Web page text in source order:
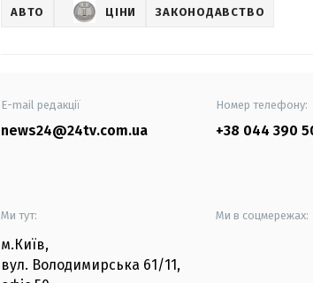
АВТО ЦІНИ ЗАКОНОДАВСТВО
E-mail редакції
news24@24tv.com.ua
Номер телефону:
+38 044 390
Ми тут:
м.Київ,
вул. Володимирська 61/11,
Ми в соцмережах: